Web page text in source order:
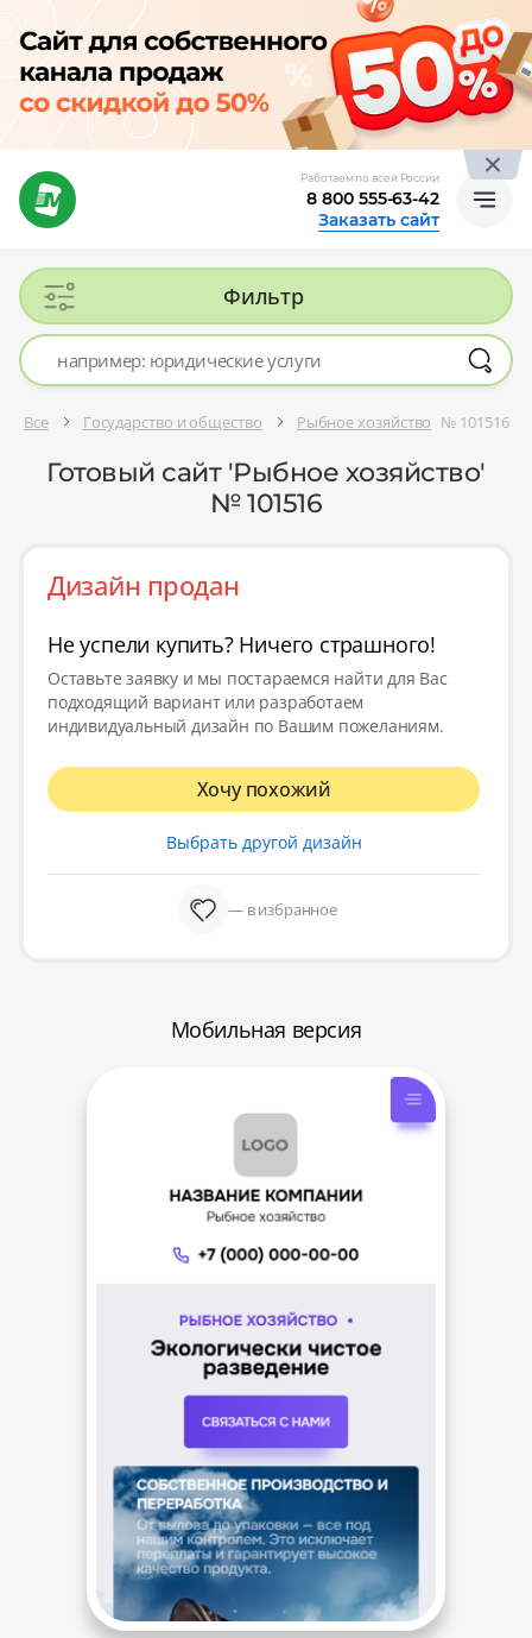
Работаем по всей России
8 800 555-63-42
Заказать сайт
Фильтр
Все Государство и общество Рыбное хозяйство № 101516
Готовый сайт 'Рыбное хозяйство'
№ 101516
Дизайн продан
Не успели купить? Ничего страшного!
Оставьте заявку и мы постараемся найти для Вас
подходящий вариант или разработаем
индивидуальный дизайн по Вашим пожеланиям.
Хочу похожий
Выбрать другой дизайн
— в избранное
Мобильная версия